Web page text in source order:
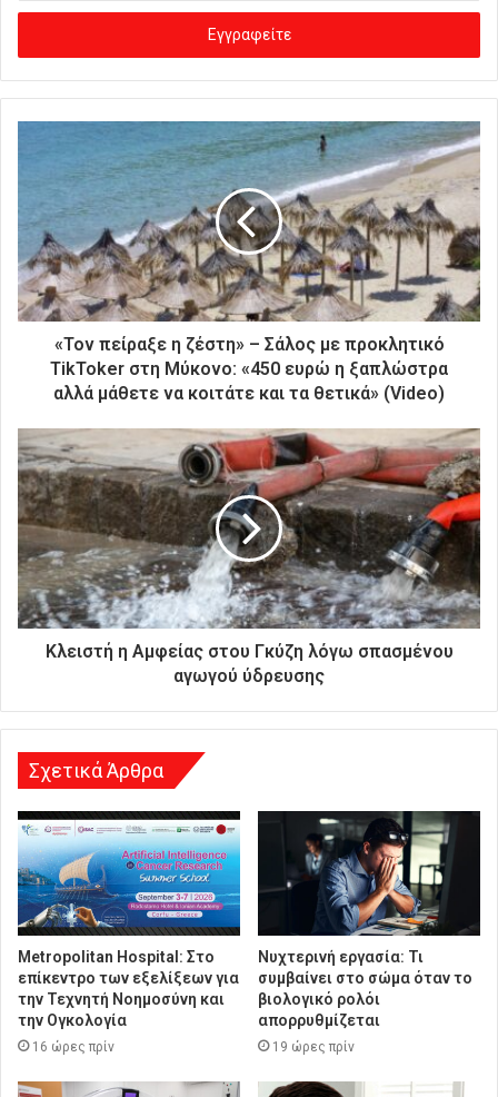
σ
γ
ε
η
ε
κ
τ
κ
ή
σ
α
ς
δ
ι
ε
ύ
σ
«Τον πείραξε η ζέστη» – Σάλος με προκλητικό
TikToker στη Μύκονο: «450 ευρώ η ξαπλώστρα
αλλά μάθετε να κοιτάτε και τα θετικά» (Video)
Κλειστή η Αμφείας στου Γκύζη λόγω σπασμένου
αγωγού ύδρευσης
Σχετικά Άρθρα
Metropolitan Hospital: Στο
επίκεντρο των εξελίξεων για
την Τεχνητή Νοημοσύνη και
την Ογκολογία
16 ώρες πρίν
Νυχτερινή εργασία: Τι
συμβαίνει στο σώμα όταν το
βιολογικό ρολόι
απορρυθμίζεται
19 ώρες πρίν